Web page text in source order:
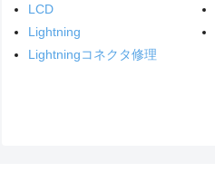
LCD
Lightning
Lightningコネクタ修理